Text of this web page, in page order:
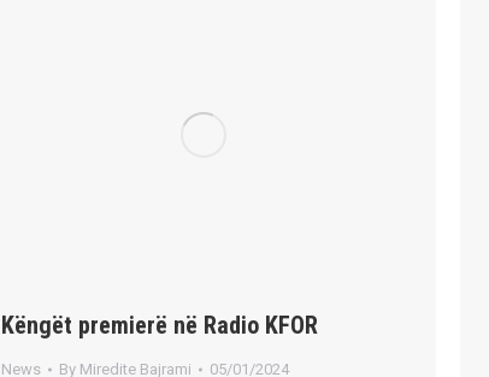
Këngët premierë në Radio KFOR
News By Miredite Bajrami 05/01/2024